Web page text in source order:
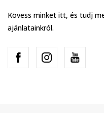
Kövess minket itt, és tudj
ajánlatainkról.